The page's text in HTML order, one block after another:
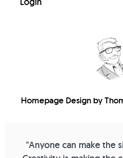
Homepage Design by
"Anyone can make the